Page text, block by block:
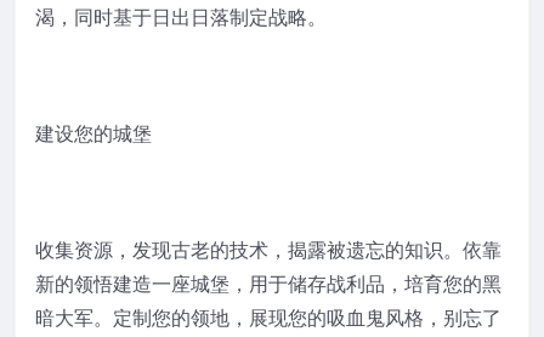
渴，同时基于日出日落制定战略。
建设您的城堡
收集资源，发现古老的技术，揭露被遗忘的知识。依靠
新的领悟建造一座城堡，用于储存战利品，培育您的黑
暗大军。定制您的领地，展现您的吸血鬼风格，别忘了